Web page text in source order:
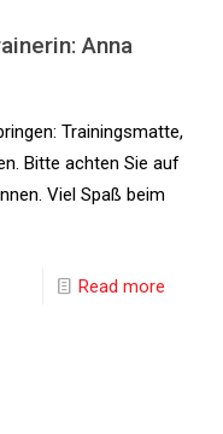
Anna
Trainingsmatte,
Bitte achten Sie auf
Viel Spaß beim
Read more